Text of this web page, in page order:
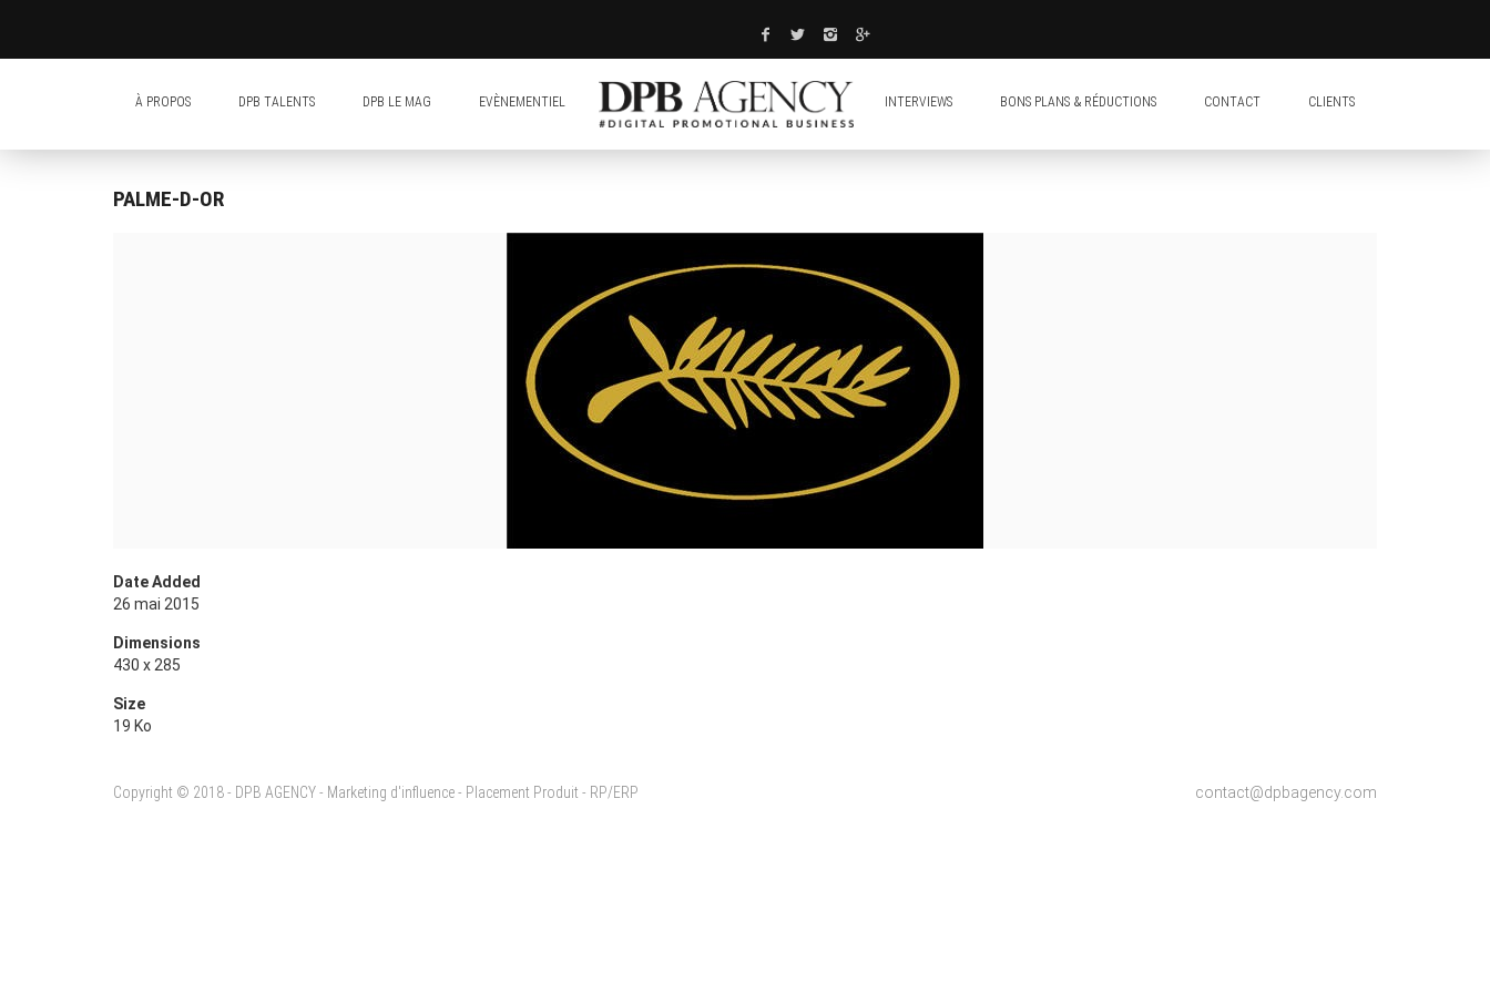
À PROPOS DPB TALENTS DPB LE MAG EVÈNEMENTIEL INTERVIEWS BONS PLANS & RÉDUCTIONS CONTACT CLIENTS
PALME-D-OR
Date Added
26 mai 2015
Dimensions
430 x 285
Size
19 Ko
Copyright © 2018 - DPB AGENCY - Marketing d'influence - Placement Produit - RP/ERP contact@dpbagency.com